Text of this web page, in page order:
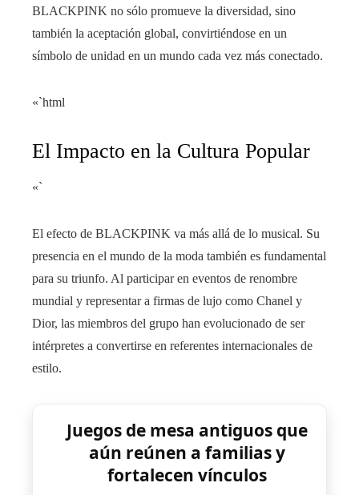
BLACKPINK no sólo promueve la diversidad, sino
también la aceptación global, convirtiéndose en un
símbolo de unidad en un mundo cada vez más conectado.
«`html
El Impacto en la Cultura Popular
«`
El efecto de BLACKPINK va más allá de lo musical. Su
presencia en el mundo de la moda también es fundamental
para su triunfo. Al participar en eventos de renombre
mundial y representar a firmas de lujo como Chanel y
Dior, las miembros del grupo han evolucionado de ser
intérpretes a convertirse en referentes internacionales de
estilo.
Juegos de mesa antiguos que
aún reúnen a familias y
fortalecen vínculos